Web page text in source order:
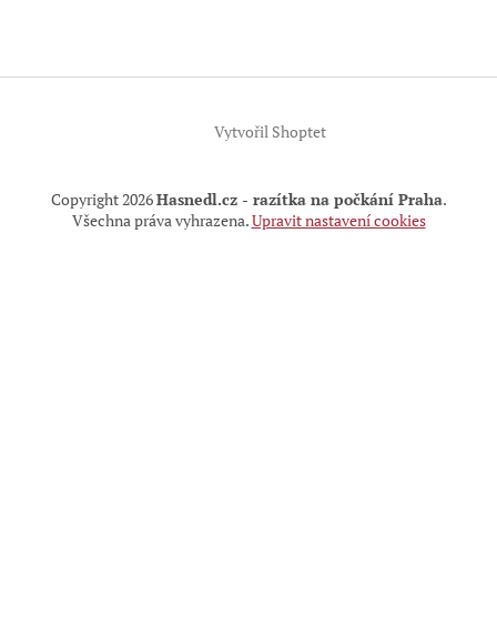
Vytvořil Shoptet
Copyright 2026Hasnedl.cz - razítka na počkání Praha.
Všechna práva vyhrazena.Upravit nastavení cookies